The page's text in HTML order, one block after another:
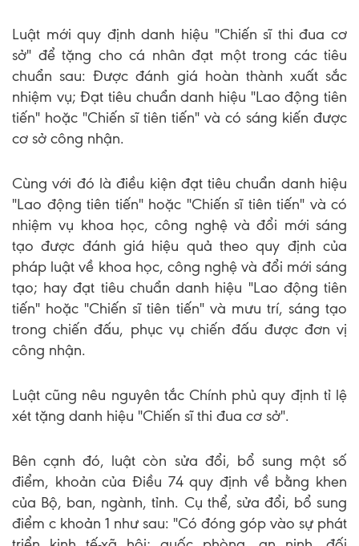
Luật mới quy định danh hiệu "Chiến sĩ thi đua cơ
sở" để tặng cho cá nhân đạt một trong các tiêu
chuẩn sau: Được đánh giá hoàn thành xuất sắc
nhiệm vụ; Đạt tiêu chuẩn danh hiệu "Lao động tiên
tiến" hoặc "Chiến sĩ tiên tiến" và có sáng kiến được
cơ sở công nhận.
Cùng với đó là điều kiện đạt tiêu chuẩn danh hiệu
"Lao động tiên tiến" hoặc "Chiến sĩ tiên tiến" và có
nhiệm vụ khoa học, công nghệ và đổi mới sáng
tạo được đánh giá hiệu quả theo quy định của
pháp luật về khoa học, công nghệ và đổi mới sáng
tạo; hay đạt tiêu chuẩn danh hiệu "Lao động tiên
tiến" hoặc "Chiến sĩ tiên tiến" và mưu trí, sáng tạo
trong chiến đấu, phục vụ chiến đấu được đơn vị
công nhận.
Luật cũng nêu nguyên tắc Chính phủ quy định tỉ lệ
xét tặng danh hiệu "Chiến sĩ thi đua cơ sở".
Bên cạnh đó, luật còn sửa đổi, bổ sung một số
điểm, khoản của Điều 74 quy định về bằng khen
của Bộ, ban, ngành, tỉnh. Cụ thể, sửa đổi, bổ sung
điểm c khoản 1 như sau: "Có đóng góp vào sự phát